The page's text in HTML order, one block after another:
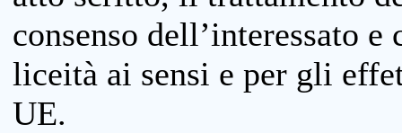
consenso dell’interessato
liceità ai sensi e per gli
UE.